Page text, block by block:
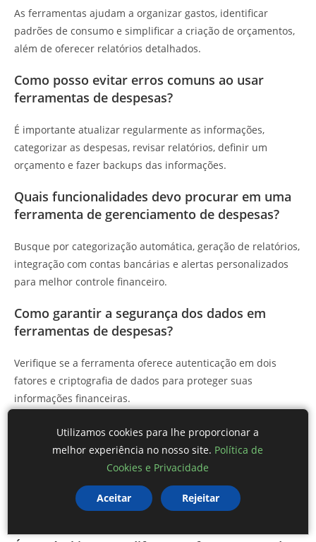
As ferramentas ajudam a organizar gastos, identificar
padrões de consumo e simplificar a criação de orçamentos,
além de oferecer relatórios detalhados.
Como posso evitar erros comuns ao usar
ferramentas de despesas?
É importante atualizar regularmente as informações,
categorizar as despesas, revisar relatórios, definir um
orçamento e fazer backups das informações.
Quais funcionalidades devo procurar em uma
ferramenta de gerenciamento de despesas?
Busque por categorização automática, geração de relatórios,
integração com contas bancárias e alertas personalizados
para melhor controle financeiro.
Como garantir a segurança dos dados em
ferramentas de despesas?
Verifique se a ferramenta oferece autenticação em dois
fatores e criptografia de dados para proteger suas
informações financeiras.
Com que frequência devo revisar meus
relatórios de despesas?
ajustar o orçamento e tomar decisões informadas sobre
Utilizamos cookies para lhe proporcionar a
melhor experiência no nosso site. Política de
Cookies e Privacidade
Aceitar Rejeitar